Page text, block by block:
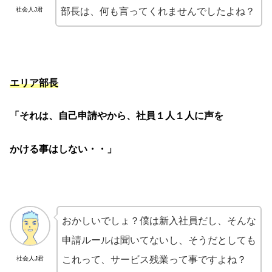
社会人J君 部長は、何も言ってくれませんでしたよね？
エリア部長
「それは、自己申請やから、社員１人１人に声を
かける事はしない・・」
社会人J君
おかしいでしょ？僕は新入社員だし、そんな
申請ルールは聞いてないし、そうだとしても
これって、サービス残業って事ですよね？